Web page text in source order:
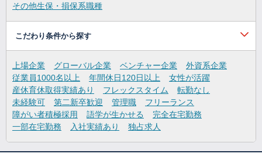
その他生保・損保系職種
こだわり条件から探す
上場企業 グローバル企業 ベンチャー企業
外資系企業
従業員1000名以上
年間休日120日以上
女性が活躍
産休育休取得実績あり
フレックスタイム
転勤なし
未経験可
第二新卒歓迎 管理職
フリーランス
障がい者積極採用
語学が生かせる
完全在宅勤務
一部在宅勤務
入社実績あり 独占求人